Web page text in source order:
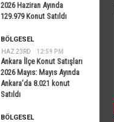
2026 Haziran Ayında
129.979 Konut Satıldı
HAZ 23RD 12:59 PM
BÖLGESEL
Ankara İlçe Konut Satışları
2026 Mayıs: Mayıs Ayında
Ankara’da 8.021 konut
Satıldı
BÖLGESEL